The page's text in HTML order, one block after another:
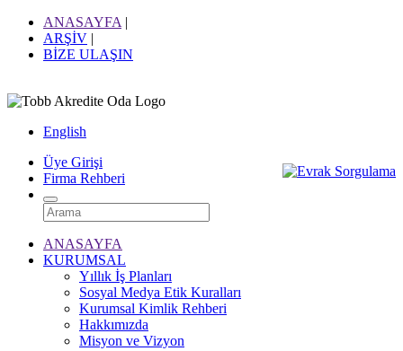
ANASAYFA |
ARŞİV |
BİZE ULAŞIN
English
Üye Girişi
Firma Rehberi
ANASAYFA
KURUMSAL
Yıllık İş Planları
Sosyal Medya Etik Kuralları
Kurumsal Kimlik Rehberi
Hakkımızda
Misyon ve Vizyon